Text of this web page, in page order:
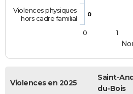
0
Violences physiques
hors cadre familial
0
1
Violences en 2025
Saint-
du-Bois